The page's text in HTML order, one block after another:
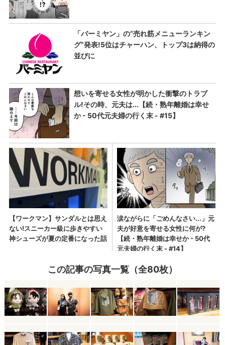
この記事の写真一覧（全80枚）